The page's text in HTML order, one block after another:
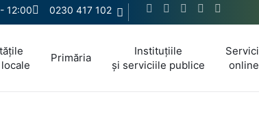
12:00 0230 417 102
Primăria
Instituțiile
și serviciile publice
online